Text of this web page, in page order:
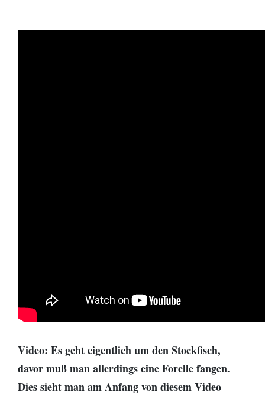
Video: Es geht eigentlich um den Stockfisch,
davor muß man allerdings eine Forelle fangen.
Dies sieht man am Anfang von diesem Video